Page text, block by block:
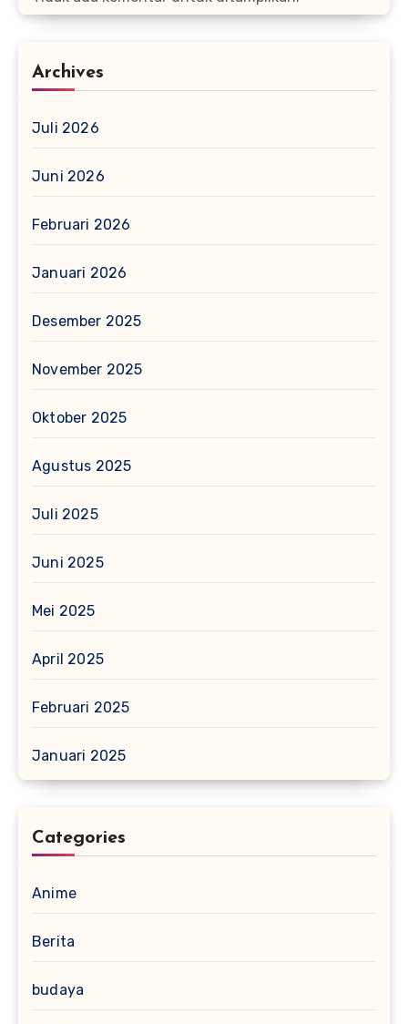
Archives
Juli 2026
Juni 2026
Februari 2026
Januari 2026
Desember 2025
November 2025
Oktober 2025
Agustus 2025
Juli 2025
Juni 2025
Mei 2025
April 2025
Februari 2025
Januari 2025
Categories
Anime
Berita
budaya